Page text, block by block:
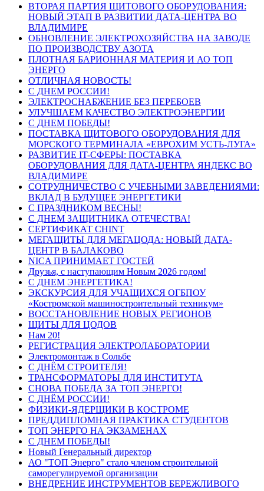
ВТОРАЯ ПАРТИЯ ЩИТОВОГО ОБОРУДОВАНИЯ:
НОВЫЙ ЭТАП В РАЗВИТИИ ДАТА-ЦЕНТРА ВО
ВЛАДИМИРЕ
ОБНОВЛЕНИЕ ЭЛЕКТРОХОЗЯЙСТВА НА ЗАВОДЕ
ПО ПРОИЗВОДСТВУ АЗОТА
ПЛОТНАЯ БАРИОННАЯ МАТЕРИЯ И АО ТОП
ЭНЕРГО
ОТЛИЧНАЯ НОВОСТЬ!
С ДНЕМ РОССИИ!
ЭЛЕКТРОСНАБЖЕНИЕ БЕЗ ПЕРЕБОЕВ
УЛУЧШАЕМ КАЧЕСТВО ЭЛЕКТРОЭНЕРГИИ
С ДНЕМ ПОБЕДЫ!
ПОСТАВКА ЩИТОВОГО ОБОРУДОВАНИЯ ДЛЯ
МОРСКОГО ТЕРМИНАЛА «ЕВРОХИМ УСТЬ-ЛУГА»
РАЗВИТИЕ IT-СФЕРЫ: ПОСТАВКА
ОБОРУДОВАНИЯ ДЛЯ ДАТА-ЦЕНТРА ЯНДЕКС ВО
ВЛАДИМИРЕ
СОТРУДНИЧЕСТВО С УЧЕБНЫМИ ЗАВЕДЕНИЯМИ:
ВКЛАД В БУДУЩЕЕ ЭНЕРГЕТИКИ
С ПРАЗДНИКОМ ВЕСНЫ!
С ДНЕМ ЗАЩИТНИКА ОТЕЧЕСТВА!
СЕРТИФИКАТ CHINT
МЕГАЩИТЫ ДЛЯ МЕГАЦОДА: НОВЫЙ ДАТА-
ЦЕНТР В БАЛАКОВО
NICA ПРИНИМАЕТ ГОСТЕЙ
Друзья, с наступающим Новым 2026 годом!
С ДНЕМ ЭНЕРГЕТИКА!
ЭКСКУРСИЯ ДЛЯ УЧАЩИХСЯ ОГБПОУ
«Костромской машиностроительный техникум»
ВОССТАНОВЛЕНИЕ НОВЫХ РЕГИОНОВ
ЩИТЫ ДЛЯ ЦОДОВ
Нам 20!
РЕГИСТРАЦИЯ ЭЛЕКТРОЛАБОРАТОРИИ
Электромонтаж в Сольбе
С ДНЁМ СТРОИТЕЛЯ!
ТРАНСФОРМАТОРЫ ДЛЯ ИНСТИТУТА
СНОВА ПОБЕДА ЗА ТОП ЭНЕРГО!
С ДНЁМ РОССИИ!
ФИЗИКИ-ЯДЕРЩИКИ В КОСТРОМЕ
ПРЕДДИПЛОМНАЯ ПРАКТИКА СТУДЕНТОВ
ТОП ЭНЕРГО НА ЭКЗАМЕНАХ
С ДНЕМ ПОБЕДЫ!
Новый Генеральный директор
АО "ТОП Энерго" стало членом строительной
саморегулируемой организации
ВНЕДРЕНИЕ ИНСТРУМЕНТОВ БЕРЕЖЛИВОГО